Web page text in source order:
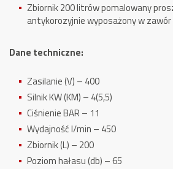
Zbiornik 200 litrów pomalowany
antykorozyjnie wyposażony w
Dane techniczne:
Zasilanie (V) – 400
Silnik KW (KM) – 4(5,5)
Ciśnienie BAR – 11
Wydajność l/min – 450
Zbiornik (L) – 200
Poziom hałasu (db) – 65